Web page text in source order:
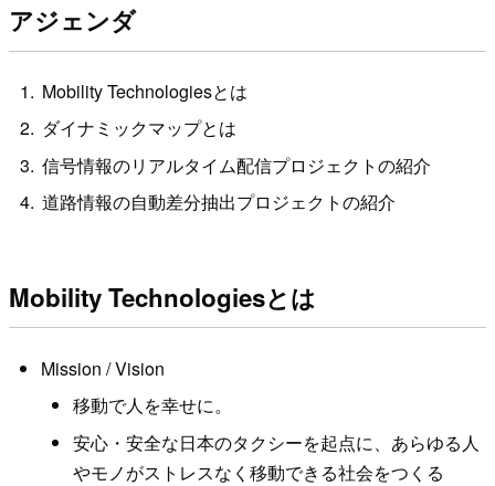
アジェンダ
Mobility Technologiesとは
ダイナミックマップとは
信号情報のリアルタイム配信プロジェクトの紹介
道路情報の自動差分抽出プロジェクトの紹介
Mobility Technologiesとは
Mission / Vision
移動で人を幸せに。
安心・安全な日本のタクシーを起点に、あらゆる人
やモノがストレスなく移動できる社会をつくる